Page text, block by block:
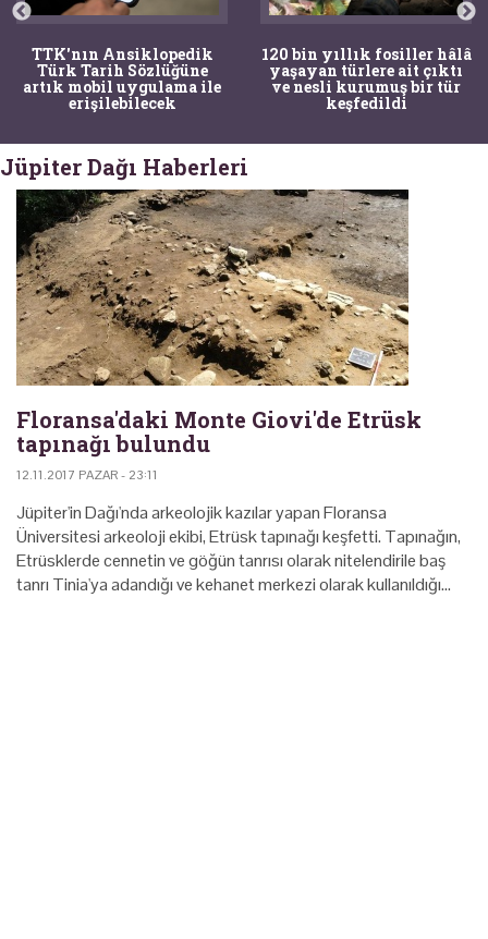
TTK'nın Ansiklopedik
Türk Tarih Sözlüğüne
artık mobil uygulama ile
erişilebilecek
120 bin yıllık fosiller hâlâ
yaşayan türlere ait çıktı
ve nesli kurumuş bir tür
keşfedildi
Jüpiter Dağı Haberleri
Floransa'daki Monte Giovi'de Etrüsk
tapınağı bulundu
12.11.2017 PAZAR - 23:11
Jüpiter'in Dağı'nda arkeolojik kazılar yapan Floransa
Üniversitesi arkeoloji ekibi, Etrüsk tapınağı keşfetti. Tapınağın,
Etrüsklerde cennetin ve göğün tanrısı olarak nitelendirile baş
tanrı Tinia'ya adandığı ve kehanet merkezi olarak kullanıldığı…